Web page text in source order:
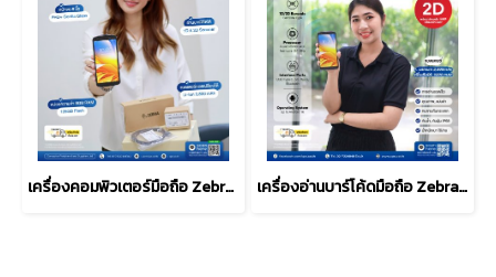
เครื่องคอมพิวเตอร์มือถือ Zebra TC27 Mobile Computer 5G เครื่องอ่านบาร์โค้ดมือถือ Zebra TC22 Mobile Computers